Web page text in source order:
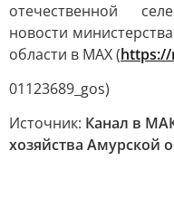
отечественной
новости
области в МАХ (
01123689_gos)
Источник: Канал в
хозяйства Амурской